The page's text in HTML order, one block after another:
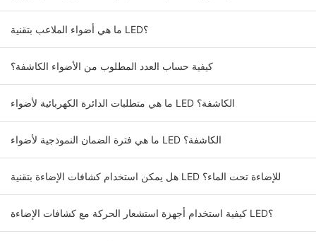
ما هي أضواء الملاعب بتقنية LED؟
كيفية حساب العدد المطلوب من الأضواء الكاشفة؟
ما هي متطلبات الدائرة الكهربائية لأضواء LED الكاشفة؟
ما هي فترة الضمان النموذجية لأضواء LED الكاشفة؟
هل يمكن استخدام كشافات الإضاءة بتقنية LED للإضاءة تحت الماء؟
كيفية استخدام أجهزة استشعار الحركة مع كشافات الإضاءة LED؟